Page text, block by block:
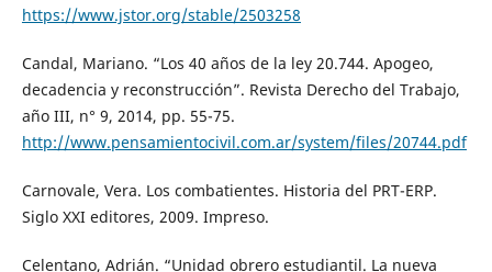
https://www.jstor.org/stable/2503258
Candal, Mariano. “Los 40 años de la ley 20.744. Apogeo,
decadencia y reconstrucción”. Revista Derecho del Trabajo,
año III, n° 9, 2014, pp. 55-75.
http://www.pensamientocivil.com.ar/system/files/20744.pdf
Carnovale, Vera. Los combatientes. Historia del PRT-ERP.
Siglo XXI editores, 2009. Impreso.
Celentano, Adrián. “Unidad obrero estudiantil. La nueva